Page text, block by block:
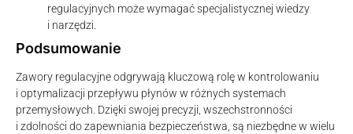
regulacyjnych może wymagać specjalistycznej wiedzy
i narzędzi.
Podsumowanie
Zawory regulacyjne odgrywają kluczową rolę w kontrolowaniu
i optymalizacji przepływu płynów w różnych systemach
przemysłowych. Dzięki swojej precyzji, wszechstronności
i zdolności do zapewniania bezpieczeństwa, są niezbędne w wielu